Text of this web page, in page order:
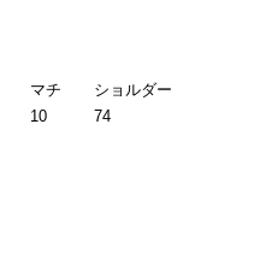
マチ
ショルダー
10
74